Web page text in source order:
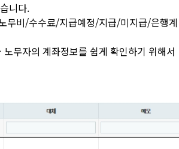
니다.
무비/수수료/지급예정/지급/미지급/은행계
무자의 계좌정보를 쉽게 확인하기 위해서